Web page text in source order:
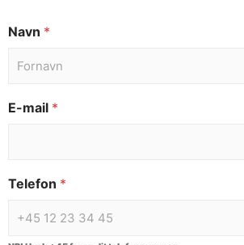
Navn *
E-mail *
Telefon *